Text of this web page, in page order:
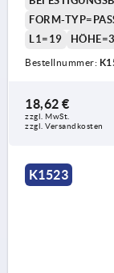
FORM-
L1=19
Bestellnummer:
18,62 €
zzgl. MwSt.
zzgl. Versandkosten
K1523